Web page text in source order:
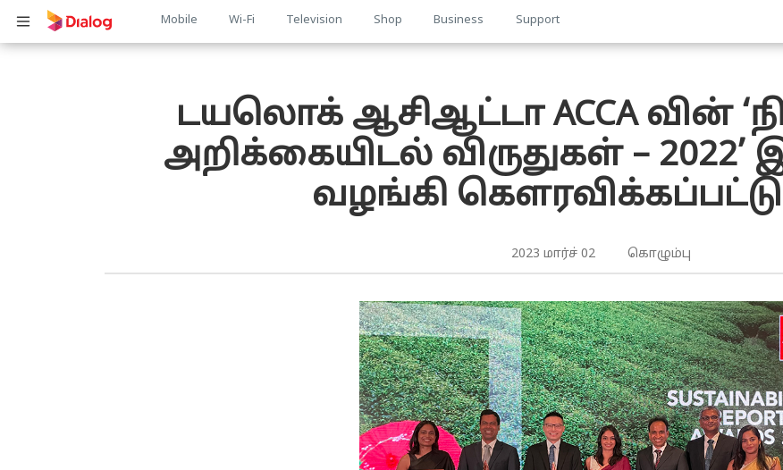
Main
Mobile Wi-Fi Television Shop Business Support
பொருள் விரிவாக்கம்
டயலொக் ஆசிஆட்டா ACCA வின்
அறிக்கையிடல் விருதுகள் – 2022’
வழங்கி
2023 மார்ச் 02 கொழும்பு